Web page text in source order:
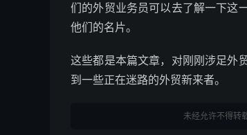
们的外贸业务员可以去了解一下这
他们的名片。
这些都是本篇文章，对刚刚涉足外
到一些正在迷路的外贸新来者。
未经允许不得转载